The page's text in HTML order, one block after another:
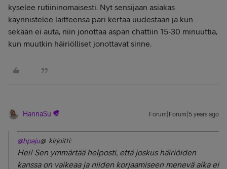
kyselee rutiininomaisesti. Nyt sensijaan asiakas
käynnistelee laitteensa pari kertaa uudestaan ja kun
sekään ei auta, niin jonottaa aspan chattiin 15-30 minuuttia,
kun muutkin häiriölliset jonottavat sinne.
HannaSu Forum|Forum|5 years ago
@hpaju@ kirjoitti:
Hei! Sen ymmärtää helposti, että joskus häiriöiden
kanssa on vaikeaa ja niiden korjaamiseen menevä aika ei